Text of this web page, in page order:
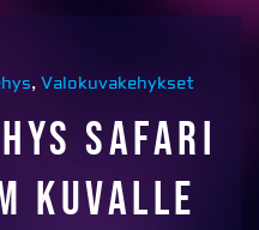
, Valokuvakehykset
Safari
kuvalle